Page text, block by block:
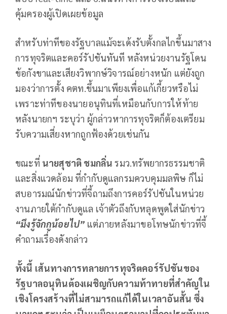
คุ้มครองผู้เปิดเผยข้อมูล
สำหรับท่าทีของรัฐบาลแม้จะเด้งรับตั้งกลไกขึ้นมาสาง
การทุจริตและคอร์รัปชันทันที หลังหน่วยงานรัฐโดน
ข้อกังขาและเสียงวิพากษ์วิจารณ์อย่างหนัก แต่ยังถูก
มองว่าการตั้ง คตท.ขึ้นมาเพียงเพื่อแก้เกี้ยวหรือไม่
เพราะท่าทีของนายอนุทินที่เหมือนกับการให้ท้าย
หลังนายกฯ ระบุว่า ผู้กล่าวหาการทุจริตก็ต้องเตรียม
รับความเสี่ยงหากถูกฟ้องด้วยเช่นกัน
ขณะที่ นายสุชาติ ชมกลิ่นรมว.ทรัพยากรธรรมชาติ
และสิ่งแวดล้อม ที่กำกับดูแลกรมควบคุมมลพิษ ก็ไม่
สบอารมณ์นักข่าวที่จี้ถามถึงการคอร์รัปชันในหน่วย
งานภายใต้กำกับดูแล เจ้าตัวถึงกับหลุดพูดใส่นักข่าว
“มึงรู้จักกูน้อยไป” แต่ภายหลังมาขอโทษนักข่าวที่จี้
คำถามเรื่องดังกล่าว
ทั้งนี้ เส้นทางการทลายการทุจริตคอร์รัปชันของ
รัฐบาลอนุทินต้องเผชิญกับความท้าทายที่สำคัญใน
เชิงโครงสร้างที่ไม่สามารถแก้ได้ในเวลาอันสั้น ซึ่ง